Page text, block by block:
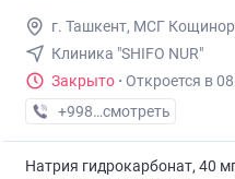
г. Ташкент, МСГ
Клиника "SHIFO NUR"
Закрыто · Откроется в
+998 (77) XXX-XX-XX
смотреть
Натрия гидрокарбонат, 40